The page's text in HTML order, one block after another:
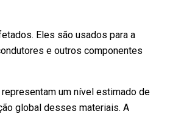
Eles são usados para a
e outros componentes
um nível estimado de
global desses materiais. A